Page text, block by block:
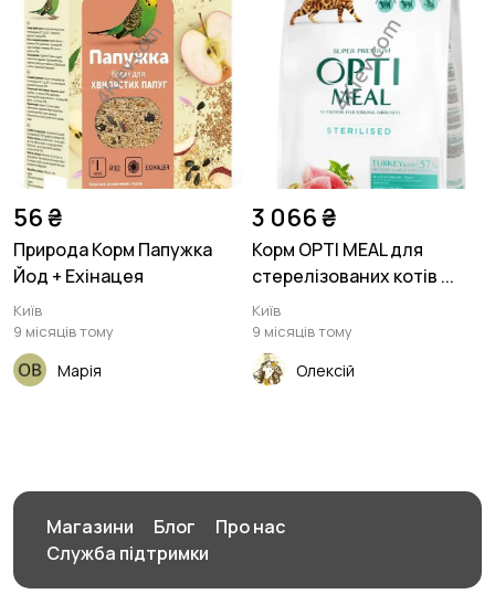
56 ₴
Природа Корм Папужка
Йод + Ехінацея
Київ
9 місяців тому
Марія
3 066 ₴
Корм OPTI MEAL для
стерелізованих котів ...
Київ
9 місяців тому
Олексій
Магазини Блог
Про нас
Служба підтримки